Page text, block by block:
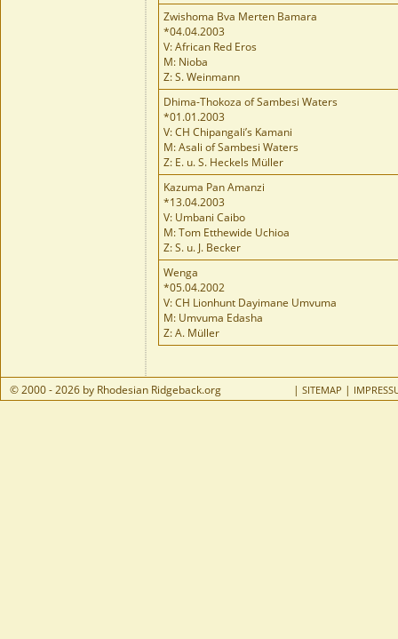
Zwishoma Bva Merten Bamara
*04.04.2003
V: African Red Eros
M: Nioba
Z: S. Weinmann
Dhima-Thokoza of Sambesi Waters
*01.01.2003
V: CH Chipangali’s Kamani
M: Asali of Sambesi Waters
Z: E. u. S. Heckels Müller
Kazuma Pan Amanzi
*13.04.2003
V: Umbani Caibo
M: Tom Etthewide Uchioa
Z: S. u. J. Becker
Wenga
*05.04.2002
V: CH Lionhunt Dayimane Umvuma
M: Umvuma Edasha
Z: A. Müller
© 2000 - 2026 by Rhodesian Ridgeback.org | SITEMAP |